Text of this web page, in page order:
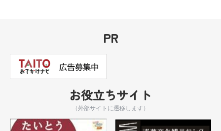
PR
お役立ちサイト
（外部サイトに遷移します）